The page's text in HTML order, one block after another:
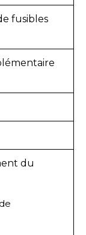
fusibles
du